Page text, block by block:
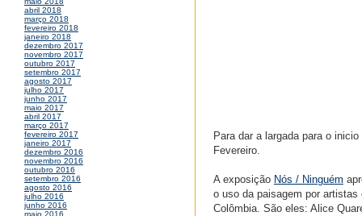
abril 2018
março 2018
fevereiro 2018
janeiro 2018
dezembro 2017
novembro 2017
outubro 2017
setembro 2017
agosto 2017
julho 2017
junho 2017
maio 2017
abril 2017
março 2017
fevereiro 2017
janeiro 2017
dezembro 2016
novembro 2016
outubro 2016
setembro 2016
agosto 2016
julho 2016
junho 2016
Para dar a largada para o
Fevereiro.
A exposição Nós / Ninguém
o uso da paisagem por
Colômbia. São eles: Alice